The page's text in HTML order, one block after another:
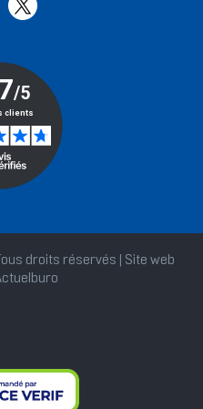
droits réservés | Site web